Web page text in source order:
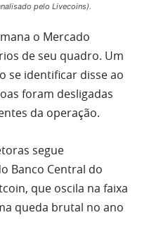
pelo Livecoins).
o Mercado
de seu quadro. Um
se identificar disse ao
foram desligadas
da operação.
segue
Banco Central do
que oscila na faixa
queda brutal no ano